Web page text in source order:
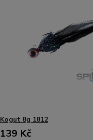
Kogut 8g 1812
139 Kč